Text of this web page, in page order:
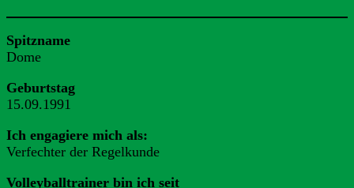
Spitzname
Dome
Geburtstag
15.09.1991
Ich engagiere mich als:
Verfechter der Regelkunde
Volleyballtrainer bin ich seit